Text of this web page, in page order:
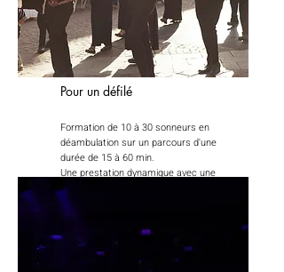
Pour un défilé
Formation de 10 à 30 sonneurs en
déambulation sur un parcours d'une
durée de 15 à 60 min.
Une prestation dynamique avec une
forte proximité et interaction avec le
public.